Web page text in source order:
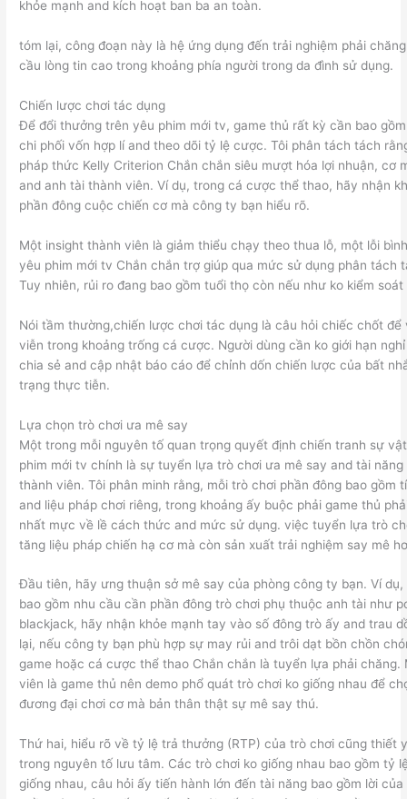
khỏe mạnh and kích hoạt ban ba an toàn.
tóm lại, công đoạn này là hệ ứng dụng đến trải nghiệm phải
cầu lòng tin cao trong khoảng phía người trong da đình sử dụng.
Chiến lược chơi tác dụng
Để đổi thưởng trên yêu phim mới tv, game thủ rất kỳ cần bao
chi phối vốn hợp lí and theo dõi tỷ lệ cược. Tôi phân tách tách
pháp thức Kelly Criterion Chắn chắn siêu mượt hóa lợi nhuận, cơ
and anh tài thành viên. Ví dụ, trong cá cược thể thao, hãy nhận
phần đông cuộc chiến cơ mà công ty bạn hiểu rõ.
Một insight thành viên là giảm thiểu chạy theo thua lỗ, một lỗi
yêu phim mới tv Chắn chắn trợ giúp qua mức sử dụng phân tách
Tuy nhiên, rủi ro đang bao gồm tuổi thọ còn nếu như ko kiểm
Nói tầm thường,chiến lược chơi tác dụng là câu hỏi chiếc chốt
viễn trong khoảng trống cá cược. Người dùng cần ko giới hạn
chia sẻ and cập nhật báo cáo để chỉnh dốn chiến lược của bất
trạng thực tiễn.
Lựa chọn trò chơi ưa mê say
Một trong mỗi nguyên tố quan trọng quyết định chiến tranh sự
phim mới tv chính là sự tuyển lựa trò chơi ưa mê say and tài năng
thành viên. Tôi phân minh rằng, mỗi trò chơi phần đông bao gồm
and liệu pháp chơi riêng, trong khoảng ấy buộc phải game thủ
nhất mực về lề cách thức and mức sử dụng. việc tuyển lựa trò
tăng liệu pháp chiến hạ cơ mà còn sản xuất trải nghiệm say mê
Đầu tiên, hãy ưng thuận sở mê say của phòng công ty bạn. Ví
bao gồm nhu cầu cần phần đông trò chơi phụ thuộc anh tài như
blackjack, hãy nhận khỏe mạnh tay vào số đông trò ấy and trau
lại, nếu công ty bạn phù hợp sự may rủi and trôi dạt bồn chồn
game hoặc cá cược thể thao Chắn chắn là tuyển lựa phải chăng.
viên là game thủ nên demo phổ quát trò chơi ko giống nhau để
đương đại chơi cơ mà bản thân thật sự mê say thú.
Thứ hai, hiểu rõ về tỷ lệ trả thưởng (RTP) của trò chơi cũng thiết
trong nguyên tố lưu tâm. Các trò chơi ko giống nhau bao gồm tỷ
giống nhau, câu hỏi ấy tiến hành lớn đến tài năng bao gồm lời